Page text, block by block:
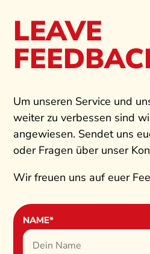
LEAVE
Um unseren Service und
weiter zu verbessen sind
angewiesen. Sendet uns
oder Fragen über unser
Wir freuen uns auf euer
NAME*